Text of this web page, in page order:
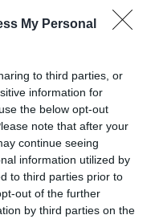
My Personal
to third parties, or
information for
the below opt-out
note that after your
continue seeing
information utilized by
to third parties prior to
out of the further
by third parties on the
στοGoogle News
την Τέχνη και τον